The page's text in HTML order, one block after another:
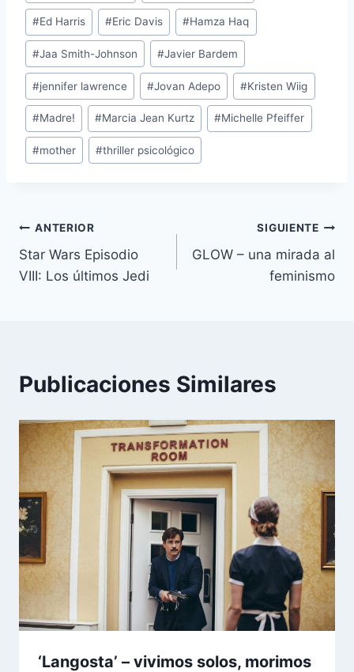
entrada:
#Ed Harris #Eric Davis #Hamza Haq
#Jaa Smith-Johnson #Javier Bardem
#jennifer lawrence #Jovan Adepo #Kristen Wiig
#Madre! #Marcia Jean Kurtz #Michelle Pfeiffer
#mother #thriller psicológico
Navegación
de
ANTERIOR
Star Wars Episodio
VIII: Los últimos Jedi
SIGUIENTE
GLOW – una mirada al
feminismo
Publicaciones Similares
‘Langosta’ – vivimos solos, morimos